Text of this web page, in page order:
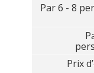
Par 6 - 8
Prix